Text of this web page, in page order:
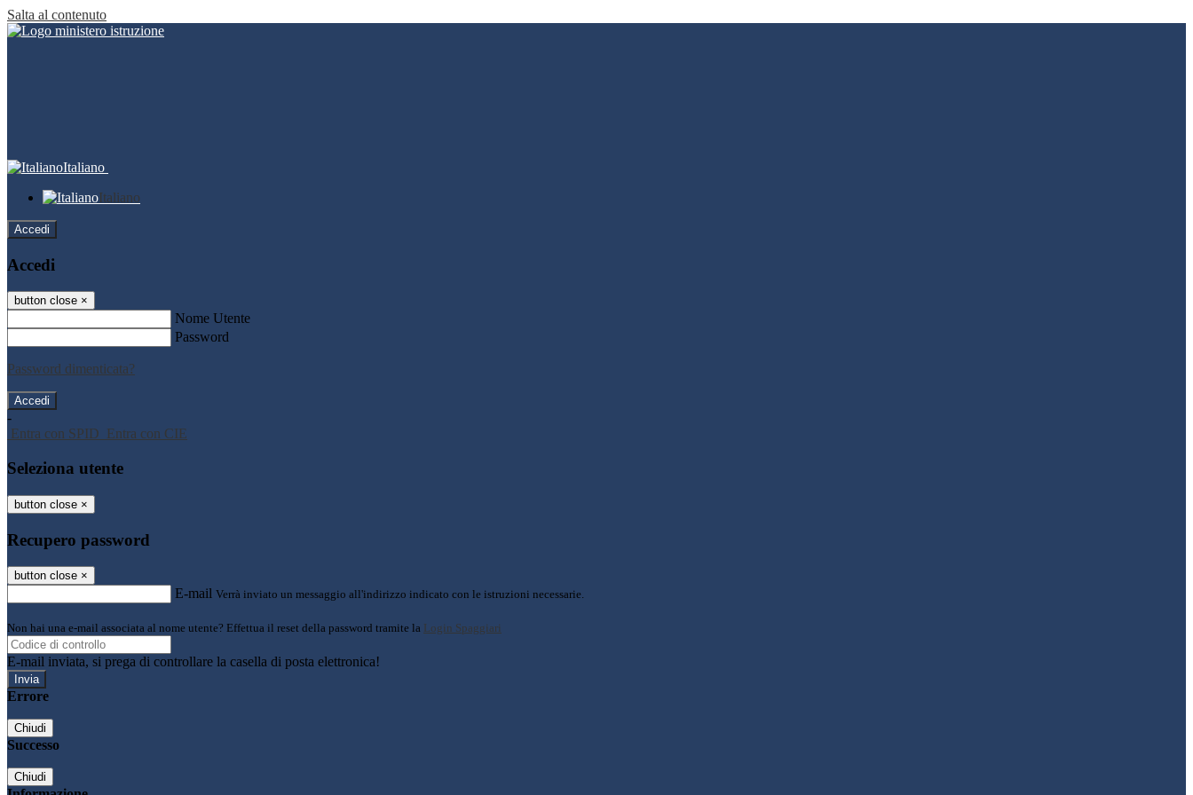
Salta al contenuto
Italiano
Italiano
Accedi
Accedi
button close ×
Nome Utente
Password
Password dimenticata?
-
Entra con SPID Entra con CIE
Seleziona utente
button close ×
Recupero password
button close ×
E-mail Verrà inviato un messaggio all'indirizzo indicato con le istruzioni necessarie.
Non hai una e-mail associata al nome utente? Effettua il reset della password tramite la Login Spaggiari
E-mail inviata, si prega di controllare la casella di posta elettronica!
Errore
Chiudi
Successo
Chiudi